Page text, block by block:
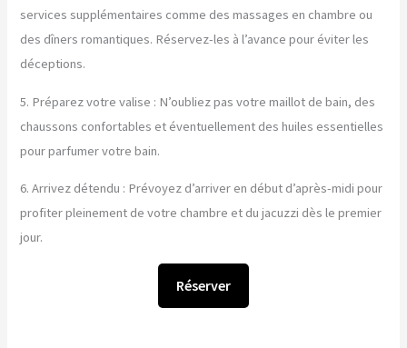
services supplémentaires comme des massages en chambre ou
des dîners romantiques. Réservez-les à l’avance pour éviter les
déceptions.
5. Préparez votre valise : N’oubliez pas votre maillot de bain, des
chaussons confortables et éventuellement des huiles essentielles
pour parfumer votre bain.
6. Arrivez détendu : Prévoyez d’arriver en début d’après-midi pour
profiter pleinement de votre chambre et du jacuzzi dès le premier
jour.
Réserver